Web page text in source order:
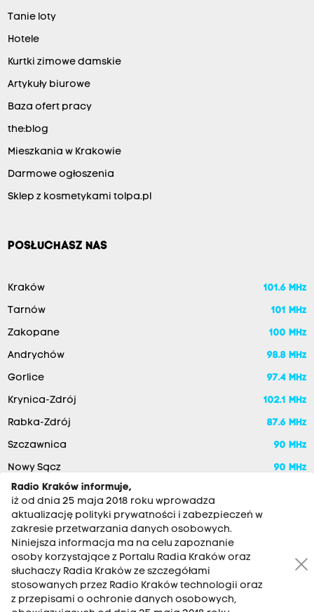
Tanie loty
Hotele
Kurtki zimowe damskie
Artykuły biurowe
Baza ofert pracy
the:blog
Mieszkania w Krakowie
Darmowe ogłoszenia
Sklep z kosmetykami tolpa.pl
POSŁUCHASZ NAS
Kraków 101.6 MHz
Tarnów 101 MHz
Zakopane 100 MHz
Andrychów 98.8 MHz
Gorlice 97.4 MHz
Krynica-Zdrój 102.1 MHz
Rabka-Zdrój 87.6 MHz
Szczawnica 90 MHz
Nowy Sącz 90 MHz
RADIO KRAKÓW SA. Aleja Juliusza Słowackiego 22, 30-007
Radio Kraków informuje,
iż od dnia 25 maja 2018 roku wprowadza
aktualizację polityki prywatności i zabezpieczeń w
zakresie przetwarzania danych osobowych.
Niniejsza informacja ma na celu zapoznanie
osoby korzystające z Portalu Radia Kraków oraz
słuchaczy Radia Kraków ze szczegółami
stosowanych przez Radio Kraków technologii oraz
z przepisami o ochronie danych osobowych,